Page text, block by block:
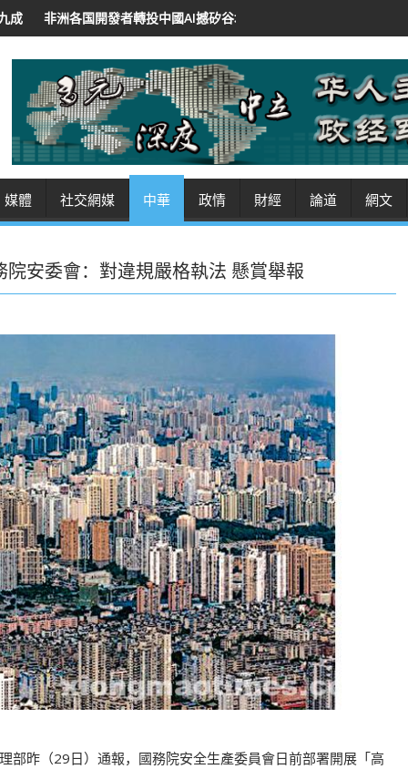
中國AI撼矽谷地位 低價開源招徠 紐時：華領導人將AI作軟實力
媒體 社交網媒 中華 政情 財經 論道 網文
安委會：對違規嚴格執法 懸賞舉報
部昨（29日）通報，國務院安全生產委員會日前部署開展「高